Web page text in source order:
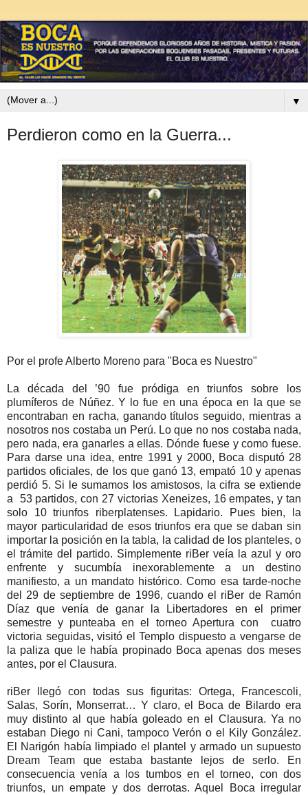
▼
Perdieron como en la Guerra...
Por el profe Alberto Moreno para "Boca es Nuestro"
La década del ’90 fue pródiga en triunfos sobre los
plumíferos de Núñez. Y lo fue en una época en la que se
encontraban en racha, ganando títulos seguido, mientras a
nosotros nos costaba un Perú. Lo que no nos costaba nada,
pero nada, era ganarles a ellas. Dónde fuese y como fuese.
Para darse una idea, entre 1991 y 2000, Boca disputó 28
partidos oficiales, de los que ganó 13, empató 10 y apenas
perdió 5. Si le sumamos los amistosos, la cifra se extiende
a 53 partidos, con 27 victorias Xeneizes, 16 empates, y tan
solo 10 triunfos riberplatenses. Lapidario. Pues bien, la
mayor particularidad de esos triunfos era que se daban sin
importar la posición en la tabla, la calidad de los planteles, o
el trámite del partido. Simplemente riBer veía la azul y oro
enfrente y sucumbía inexorablemente a un destino
manifiesto, a un mandato histórico. Como esa tarde-noche
del 29 de septiembre de 1996, cuando el riBer de Ramón
Díaz que venía de ganar la Libertadores en el primer
semestre y punteaba en el torneo Apertura con cuatro
victoria seguidas, visitó el Templo dispuesto a vengarse de
la paliza que le había propinado Boca apenas dos meses
antes, por el Clausura.
riBer llegó con todas sus figuritas: Ortega, Francescoli,
Salas, Sorín, Monserrat… Y claro, el Boca de Bilardo era
muy distinto al que había goleado en el Clausura. Ya no
estaban Diego ni Cani, tampoco Verón o el Kily González.
El Narigón había limpiado el plantel y armado un supuesto
Dream Team que estaba bastante lejos de serlo. En
consecuencia venía a los tumbos en el torneo, con dos
triunfos, un empate y dos derrotas. Aquel Boca irregular